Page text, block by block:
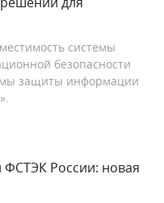
системы
безопасности
защиты информации
ФСТЭК России: новая